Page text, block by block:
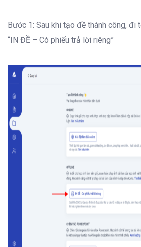
Bước 1: Sau khi tạo đề thành công, đi
“IN ĐỀ – Có phiếu trả lời riêng”